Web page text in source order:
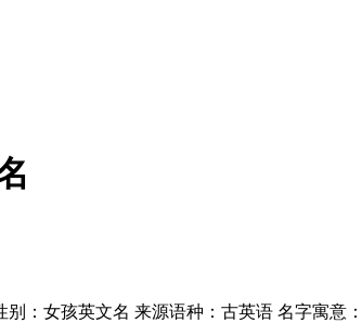
别：女孩英文名 来源语种：古英语 名字寓